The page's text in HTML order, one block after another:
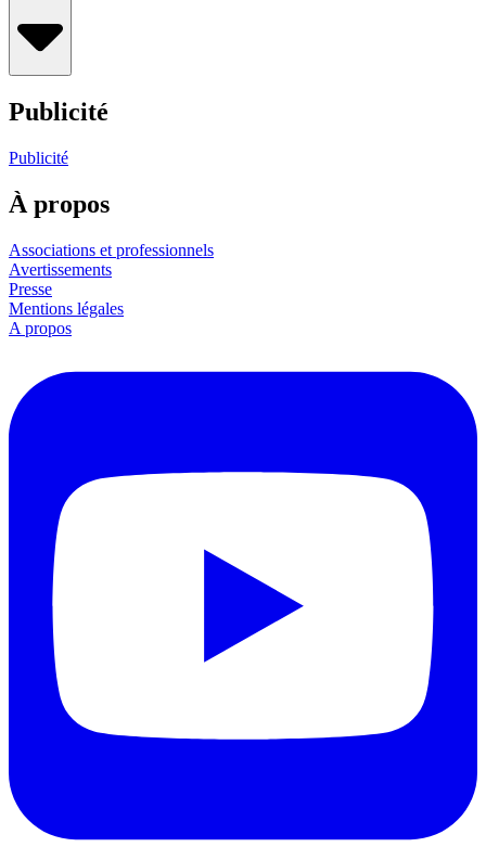
Publicité
Publicité
À propos
Associations et professionnels
Avertissements
Presse
Mentions légales
A propos